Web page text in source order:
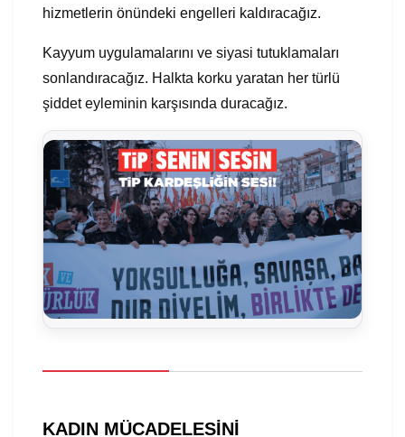
hizmetlerin önündeki engelleri kaldıracağız.
Kayyum uygulamalarını ve siyasi tutuklamaları
sonlandıracağız. Halkta korku yaratan her türlü
şiddet eyleminin karşısında duracağız.
KADIN MÜCADELESİNİ